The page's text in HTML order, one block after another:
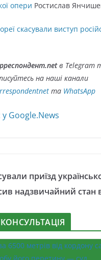
опери Ростислав
скасували виступ
в Telegram
на наші канали
та WhatsApp
Google.News
приїзд
надзвичайний стан